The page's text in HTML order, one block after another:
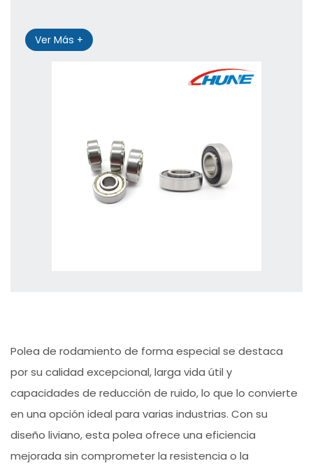
Ver Más +
Polea de rodamiento de forma especial se destaca
por su calidad excepcional, larga vida útil y
capacidades de reducción de ruido, lo que lo convierte
en una opción ideal para varias industrias. Con su
diseño liviano, esta polea ofrece una eficiencia
mejorada sin comprometer la resistencia o la